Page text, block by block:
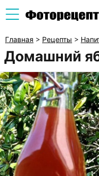
Главная > Рецепты >
Домашний